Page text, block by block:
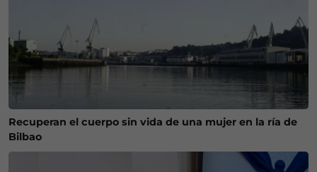
Recuperan el cuerpo sin vida de una mujer en la ría de
Bilbao